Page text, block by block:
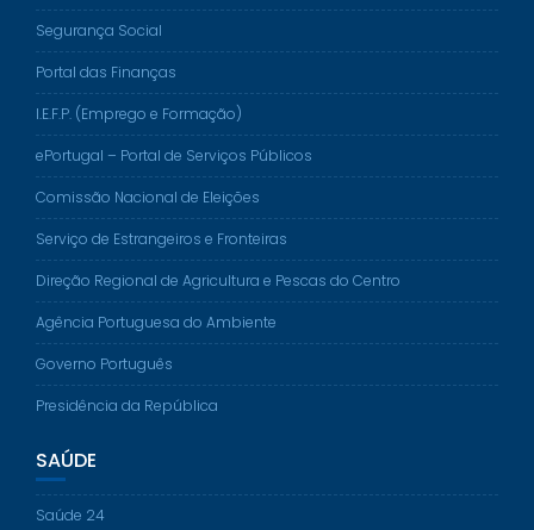
Segurança Social
Portal das Finanças
I.E.F.P. (Emprego e Formação)
ePortugal – Portal de Serviços Públicos
Comissão Nacional de Eleições
Serviço de Estrangeiros e Fronteiras
Direção Regional de Agricultura e Pescas do Centro
Agência Portuguesa do Ambiente
Governo Português
Presidência da República
SAÚDE
Saúde 24